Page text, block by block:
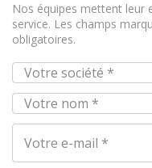
Nos équipes mettent leur
service. Les champs
obligatoires.